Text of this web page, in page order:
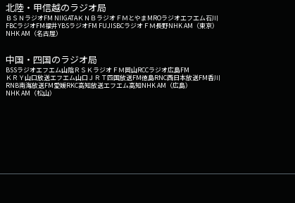
北陸・甲信越のラジオ局
ＢＳＮラジオFM NIIGATAＫＮＢラジオ ＦＭとやまMROラジオエフエム石川
FBCラジオFM福井YBSラジオFM FUJISBCラジオ ＦＭ長野NHK AM（東京）
NHK AM（名古屋）
中国・四国のラジオ局
BSSラジオエフエム山陰ＲＳＫラジオ ＦＭ岡山RCCラジオ広島FM
ＫＲＹ山口放送エフエム山口 ＪＲＴ四国放送FM徳島RNC西日本放送FM香川
RNB南海放送FM愛媛RKC高知放送エフエム高知NHK AM（広島）
NHK AM（松山）